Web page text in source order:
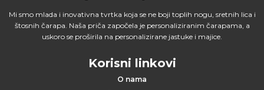
Mi smo mlada i inovativna tvrtka koja se ne boji toplih nogu, sretnih lica i
štosnih čarapa. Naša priča započela je personaliziranim čarapama, a
uskoro se proširila na personalizirane jastuke i majice.
Korisni linkovi
O nama